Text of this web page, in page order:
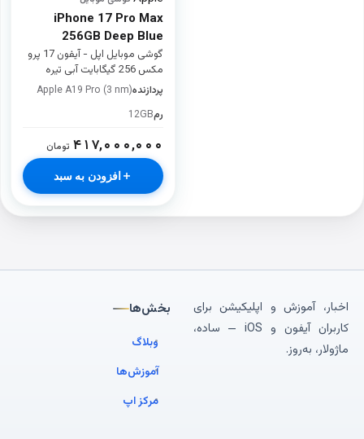
iPhone 17 Pro Max
256GB Deep Blue
گوشی موبایل اپل - آیفون 17 پرو
مکس 256 گیگابایت آبی تیره
پردازندهApple A19 Pro (3 nm)
رم12GB
۴۱۷,۰۰۰,۰۰۰ تومان
افزودن به سبد
اخبار، آموزش و اپلیکیشن برای
کاربران آیفون و iOS — ساده،
ماژولار، به‌روز.
بخش‌ها
وبلاگ
آموزش‌ها
مرکز اپ